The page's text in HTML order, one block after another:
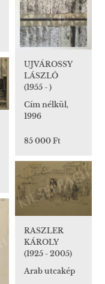
UJVÁROSSY
LÁSZLÓ
(1955 - )
Cím nélkül,
1996
85 000 Ft
RASZLER
KÁROLY
(1925 - 2005)
Arab utcakép